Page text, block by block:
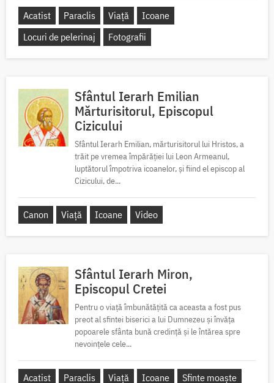
Acatist Paraclis Viață
Icoane
Locuri de pelerinaj
Fotografii
Sfântul Ierarh Emilian
Mărturisitorul, Episcopul
Cizicului
Sfântul Ierarh Emilian, mărturisitorul lui Hristos, a
trăit pe vremea împărăției lui Leon Armeanul,
luptătorul împotriva icoanelor, și fiind el episcop al
Cizicului, de...
Canon Viață Icoane Video
Sfântul Ierarh Miron,
Episcopul Cretei
Pentru o viață îmbunătățită ca aceasta a fost pus
preot al sfintei biserici a lui Dumnezeu și învăța
popoarele sfânta bună credință și le întărea spre
nevoințele cele...
Acatist Paraclis Viață Icoane
Sfinte moaște